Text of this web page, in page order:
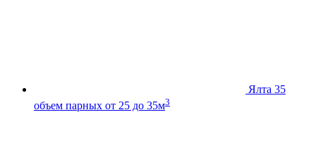
Ялта 35
объем парных от 25 до 35м3